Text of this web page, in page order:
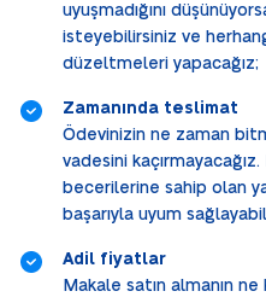
uyuşmadığını
isteyebilirsiniz ve
düzeltmeleri yapacağız;
Zamanında teslimat
Ödevinizin ne zaman
vadesini
becerilerine sahip olan
başarıyla uyum
Adil fiyatlar
Makale satın almanın